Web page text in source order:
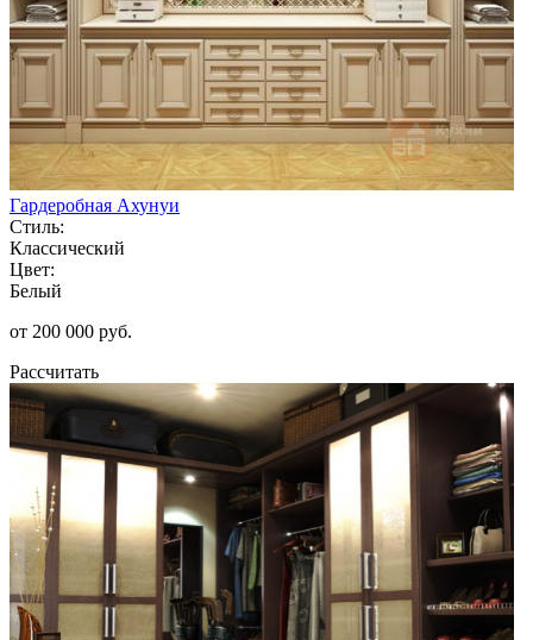
Гардеробная Ахунуи
Стиль:
Классический
Цвет:
Белый
от 200 000 руб.
Рассчитать